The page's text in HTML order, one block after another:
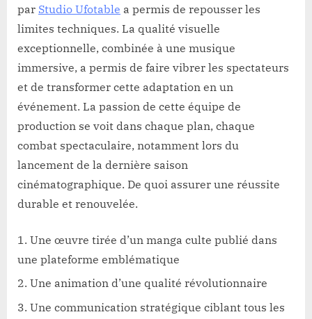
par Studio Ufotable a permis de repousser les
limites techniques. La qualité visuelle
exceptionnelle, combinée à une musique
immersive, a permis de faire vibrer les spectateurs
et de transformer cette adaptation en un
événement. La passion de cette équipe de
production se voit dans chaque plan, chaque
combat spectaculaire, notamment lors du
lancement de la dernière saison
cinématographique. De quoi assurer une réussite
durable et renouvelée.
Une œuvre tirée d’un manga culte publié dans
une plateforme emblématique
Une animation d’une qualité révolutionnaire
Une communication stratégique ciblant tous les